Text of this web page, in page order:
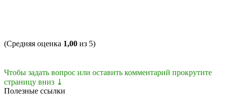
(Средняя оценка 1,00 из 5)
Чтобы задать вопрос или оставить комментарий прокрутите
страницу вниз ⤓
Полезные ссылки